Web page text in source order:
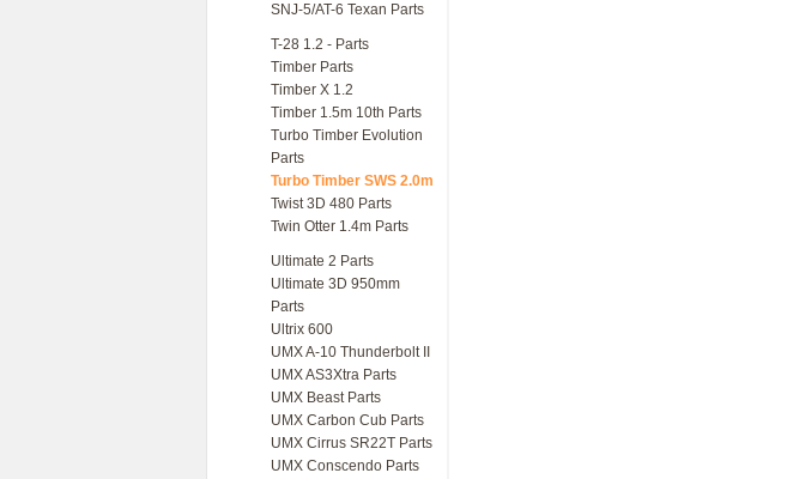
SNJ-5/AT-6 Texan Parts
T-28 1.2 - Parts
Timber Parts
Timber X 1.2
Timber 1.5m 10th Parts
Turbo Timber Evolution
Parts
Turbo Timber SWS 2.0m
Twist 3D 480 Parts
Twin Otter 1.4m Parts
Ultimate 2 Parts
Ultimate 3D 950mm
Parts
Ultrix 600
UMX A-10 Thunderbolt II
UMX AS3Xtra Parts
UMX Beast Parts
UMX Carbon Cub Parts
UMX Cirrus SR22T Parts
UMX Conscendo Parts